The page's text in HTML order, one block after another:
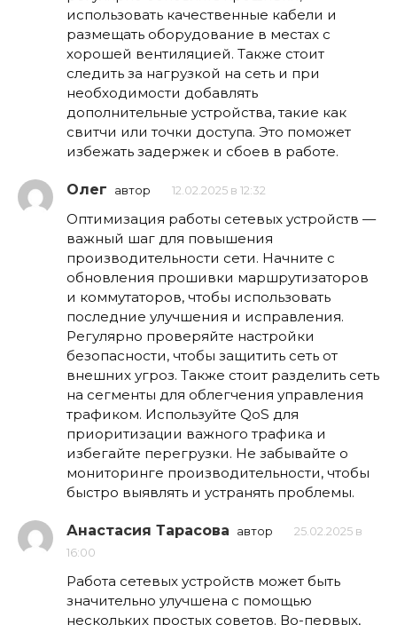
использовать качественные кабели и
размещать оборудование в местах с
хорошей вентиляцией. Также стоит
следить за нагрузкой на сеть и при
необходимости добавлять
дополнительные устройства, такие как
свитчи или точки доступа. Это поможет
избежать задержек и сбоев в работе.
Олег автор 12.02.2025 в 12:32
Оптимизация работы сетевых устройств —
важный шаг для повышения
производительности сети. Начните с
обновления прошивки маршрутизаторов
и коммутаторов, чтобы использовать
последние улучшения и исправления.
Регулярно проверяйте настройки
безопасности, чтобы защитить сеть от
внешних угроз. Также стоит разделить сеть
на сегменты для облегчения управления
трафиком. Используйте QoS для
приоритизации важного трафика и
избегайте перегрузки. Не забывайте о
мониторинге производительности, чтобы
быстро выявлять и устранять проблемы.
Анастасия Тарасова автор
25.02.2025 в
16:00
Работа сетевых устройств может быть
значительно улучшена с помощью
нескольких простых советов. Во-первых,